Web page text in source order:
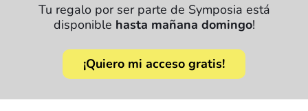
Tu regalo por ser parte de Symposia está
disponible hasta mañana domingo!
¡Quiero mi acceso gratis!